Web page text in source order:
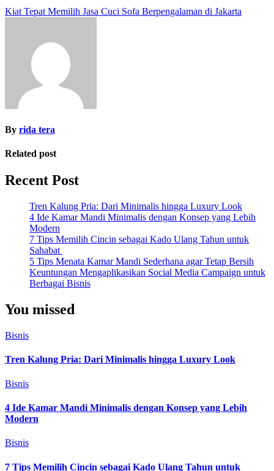
Post
Kiat Tepat Memilih Jasa Cuci Sofa Berpengalaman di Jakarta
By rida tera
Related post
Recent Post
Tren Kalung Pria: Dari Minimalis hingga Luxury Look
4 Ide Kamar Mandi Minimalis dengan Konsep yang Lebih
Modern
7 Tips Memilih Cincin sebagai Kado Ulang Tahun untuk
Sahabat
5 Tips Menata Kamar Mandi Sederhana agar Tetap Bersih
Keuntungan Mengaplikasikan Social Media Campaign untuk
Berbagai Bisnis
You missed
Bisnis
Tren Kalung Pria: Dari Minimalis hingga Luxury Look
Bisnis
4 Ide Kamar Mandi Minimalis dengan Konsep yang Lebih
Modern
Bisnis
7 Tips Memilih Cincin sebagai Kado Ulang Tahun untuk